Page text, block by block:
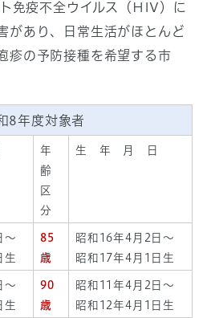
免疫不全ウイルス（HIV）に
があり、日常生活がほとんど
疹の予防接種を希望する市
8年度対象者
年
齢
区
分
生 年 月 日
～
生
85
歳
昭和16年4月2日～
昭和17年4月1日生
～
生
90
歳
昭和11年4月2日～
昭和12年4月1日生